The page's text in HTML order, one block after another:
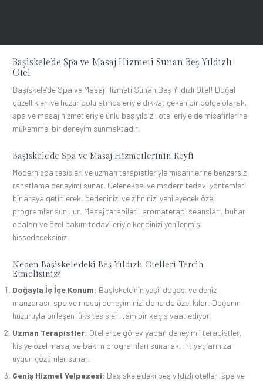
Başiskele’de Spa ve Masaj Hizmeti Sunan Beş Yıldızlı
Otel
Başiskele’de Spa ve Masaj Hizmeti Sunan Beş Yıldızlı Otel! Doğal
güzellikleri ve huzur dolu atmosferiyle dikkat çeken bir bölge olarak,
spa ve masaj hizmetleriyle ünlü beş yıldızlı otelleriyle de misafirlerine
mükemmel bir deneyim sunmaktadır.
Başiskele’de Spa ve Masaj Hizmetlerinin Keyfi
Modern spa tesisleri ve uzman terapistleriyle misafirlerine benzersiz
rahatlama deneyimi sunar. Geleneksel ve modern tedavi yöntemleri
bir araya getirilerek, bedeninizi ve zihninizi yenileyecek özel
programlar sunulur. Masaj terapileri, aromaterapi seansları, buhar
odaları ve özel bakım tedavileriyle kendinizi yenilenmiş
hissedeceksiniz.
Neden Başiskele’deki Beş Yıldızlı Otelleri Tercih
Etmelisiniz?
Doğayla İç İçe Konum: Başiskele’nin yeşil doğası ve deniz
manzarası, spa ve masaj deneyiminizi daha da özel kılar. Doğanın
huzuruyla birleşen lüks tesisler, tam bir kaçış vaat ediyor.
Uzman Terapistler: Otellerde görev yapan deneyimli terapistler,
kişiye özel masaj ve bakım programları sunarak, ihtiyaçlarınıza
uygun çözümler sunar.
Geniş Hizmet Yelpazesi: Başiskele’deki beş yıldızlı oteller, spa ve